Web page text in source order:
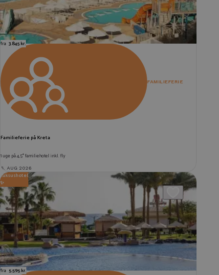
fra 3.845 kr.
FAMILIEFERIE
Familieferie på Kreta
1 uge på 4,5* familiehotel inkl. fly
6. AUG 2026
Luksushotel
✨
fra 5.595 kr.